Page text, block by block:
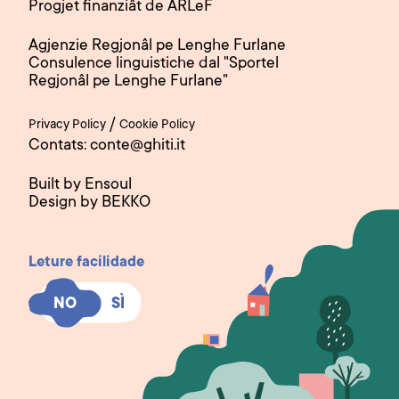
Progjet finanziât de ARLeF
Agjenzie Regjonâl pe Lenghe Furlane
Consulence linguistiche dal "Sportel
Regjonâl pe Lenghe Furlane"
Privacy Policy / Cookie Policy
Contats: conte@ghiti.it
Built by Ensoul
Design by BEKKO
Leture facilidade
NO SÌ
NO SÌ